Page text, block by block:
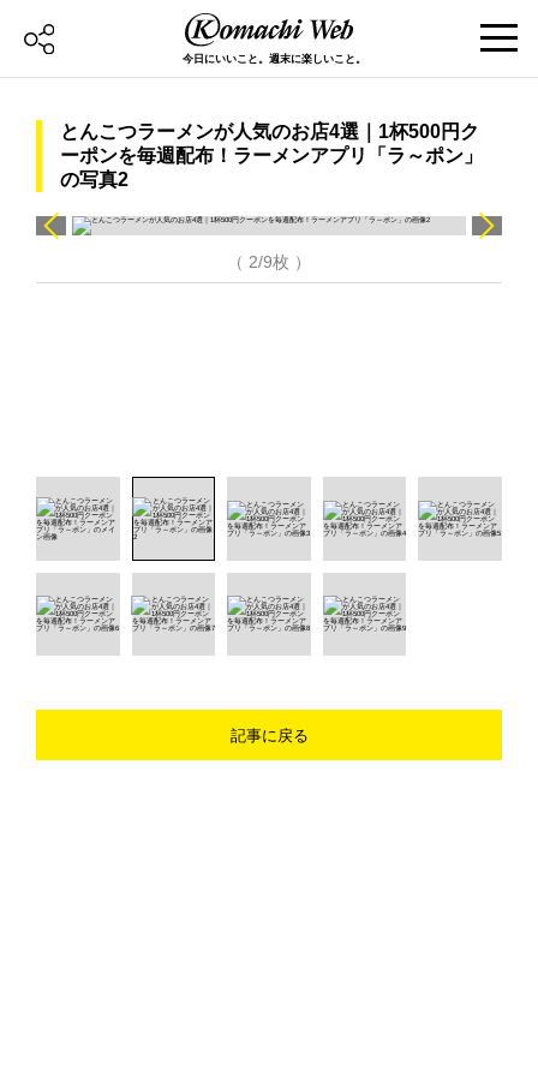
今日にいいこと。週末に楽しいこと。
とんこつラーメンが人気のお店4選｜1杯500円ク
ーポンを毎週配布！ラーメンアプリ「ラ～ポン」
の写真2
（ 2/9枚 ）
記事に戻る